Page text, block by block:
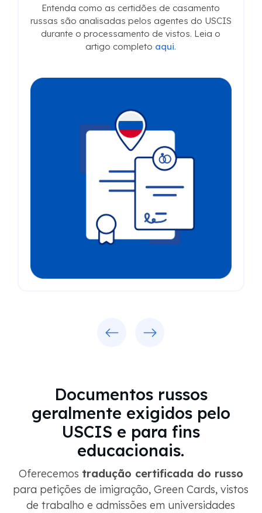
Entenda como as certidões de casamento
russas são analisadas pelos agentes do USCIS
durante o processamento de vistos. Leia o
artigo completo aqui.
Documentos russos
geralmente exigidos pelo
USCIS e para fins
educacionais.
Oferecemos tradução certificada do russo
para petições de imigração, Green Cards, vistos
de trabalho e admissões em universidades